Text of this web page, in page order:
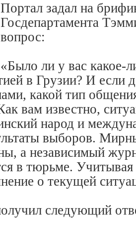
Портал задал на
Госдепартамента
вопрос:
«Было ли у вас какое-
в Грузии? И если
какой тип
вам известно,
народ и
выборов.
а независимый
в тюрьме. Учитывая
о текущей
следующий